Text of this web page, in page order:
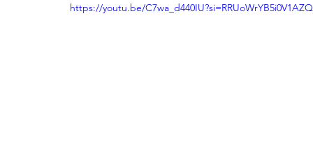
https://youtu.be/C7wa_d440IU?si=RRUoWrYB5i0V1AZQ